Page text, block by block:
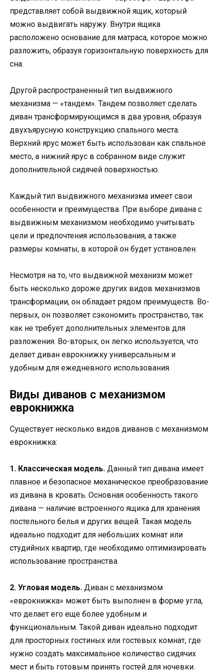
представляет собой выдвижной ящик, который
можно выдвигать наружу. Внутри ящика
расположено основание для матраса, которое можно
разложить, образуя горизонтальную поверхность для
сна.
Другой распространенный тип выдвижного
механизма — «тандем». Тандем позволяет сделать
диван трансформирующимся в два уровня, образуя
двухъярусную конструкцию спального места.
Верхний ярус может быть использован как спальное
место, а нижний ярус в собранном виде служит
дополнительной сидячей поверхностью.
Каждый тип выдвижного механизма имеет свои
особенности и преимущества. При выборе дивана с
выдвижным механизмом необходимо учитывать
цели и предпочтения использования, а также
размеры комнаты, в которой он будет установлен.
Несмотря на то, что выдвижной механизм может
быть несколько дороже других видов механизмов
трансформации, он обладает рядом преимуществ. Во-
первых, он позволяет сэкономить пространство, так
как не требует дополнительных элементов для
разложения. Во-вторых, он легко используется, что
делает диван еврокнижку универсальным и
удобным для ежедневного использования.
Виды диванов с механизмом
еврокнижка
Существует несколько видов диванов с механизмом
еврокнижка:
1. Классическая модель. Данный тип дивана имеет
плавное и безопасное механическое преобразование
из дивана в кровать. Основная особенность такого
дивана — наличие встроенного ящика для хранения
постельного белья и других вещей. Такая модель
идеально подходит для небольших комнат или
студийных квартир, где необходимо оптимизировать
использование пространства.
2. Угловая модель. Диван с механизмом
«еврокнижка» может быть выполнен в форме угла,
что делает его еще более удобным и
функциональным. Такой диван идеально подходит
для просторных гостиных или гостевых комнат, где
нужно создать максимальное количество сидячих
мест и быть готовым принять гостей для ночевки.